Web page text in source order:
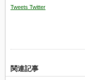
Tweets Twitter
関連記事